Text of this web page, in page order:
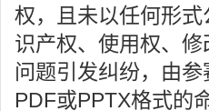
权，且未以任何形
识产权、使用权、
问题引发纠纷，由
PDF或PPTX格式的